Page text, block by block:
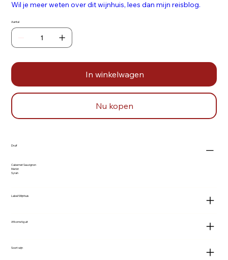
Wil je meer weten over dit wijnhuis, lees dan mijn reisblog.
Aantal
In winkelwagen
Nu kopen
Druif
Cabernet Sauvignon
Merlot
Syrah
Label/Wijnhuis
Afkomstig uit
Soort wijn